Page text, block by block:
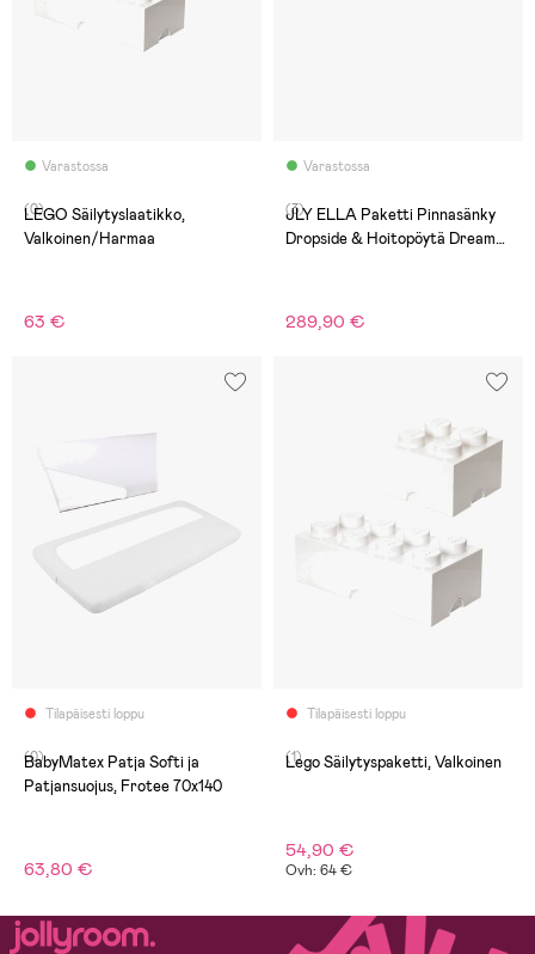
Varastossa
(0)
LEGO Säilytyslaatikko,
Valkoinen/Harmaa
63 €
Varastossa
(3)
JLY ELLA Paketti Pinnasänky
Dropside & Hoitopöytä Dream
289,90 €
Tilapäisesti loppu
(0)
BabyMatex Patja Softi ja
Patjansuojus, Frotee 70x140
63,80 €
Tilapäisesti loppu
(1)
Lego Säilytyspaketti, Valkoinen
54,90 €
Ovh: 64 €